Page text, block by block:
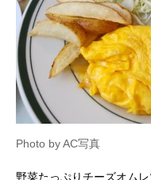
Photo by AC写真
野菜たっぷりチーズオム